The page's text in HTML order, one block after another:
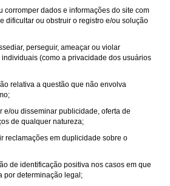
corromper dados e informações do site com
dificultar ou obstruir o registro e/ou solução
perseguir, ameaçar ou violar
(como a privacidade dos usuários
relativa a questão que não envolva
e/ou disseminar publicidade, oferta de
de qualquer natureza;
reclamações em duplicidade sobre o
de identificação positiva nos casos em que
por determinação legal;